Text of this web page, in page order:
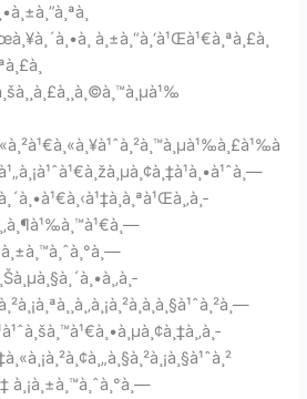
à¸±à¸“à¸‘à¹Œà¹€à¸ªà¸£à¸
à¸¡à¸±à¸™à¸ˆà¸°à¸—